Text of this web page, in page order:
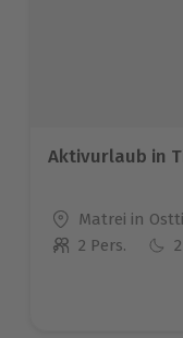
Aktivurlaub in
Standort
Matrei in
Anzahl der
2 Pers.